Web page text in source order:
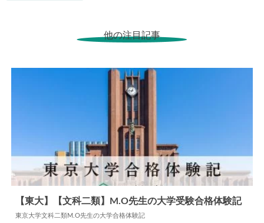
他の注目記事
【東大】【文科二類】M.O先生の大学受験合格体験記
東京大学文科二類M.O先生の大学合格体験記